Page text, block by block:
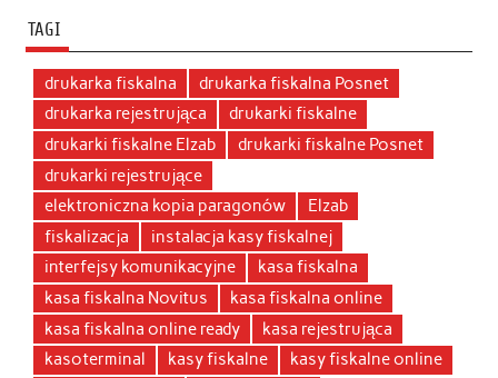
TAGI
drukarka fiskalna
drukarka fiskalna Posnet
drukarka rejestrująca
drukarki fiskalne
drukarki fiskalne Elzab
drukarki fiskalne Posnet
drukarki rejestrujące
elektroniczna kopia paragonów
Elzab
fiskalizacja
instalacja kasy fiskalnej
interfejsy komunikacyjne
kasa fiskalna
kasa fiskalna Novitus
kasa fiskalna online
kasa fiskalna online ready
kasa rejestrująca
kasoterminal
kasy fiskalne
kasy fiskalne online